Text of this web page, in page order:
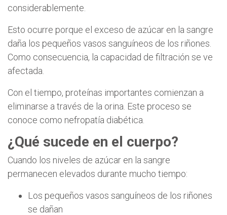
considerablemente.
Esto ocurre porque el exceso de azúcar en la sangre
daña los pequeños vasos sanguíneos de los riñones.
Como consecuencia, la capacidad de filtración se ve
afectada.
Con el tiempo, proteínas importantes comienzan a
eliminarse a través de la orina. Este proceso se
conoce como nefropatía diabética.
¿Qué sucede en el cuerpo?
Cuando los niveles de azúcar en la sangre
permanecen elevados durante mucho tiempo:
Los pequeños vasos sanguíneos de los riñones
se dañan